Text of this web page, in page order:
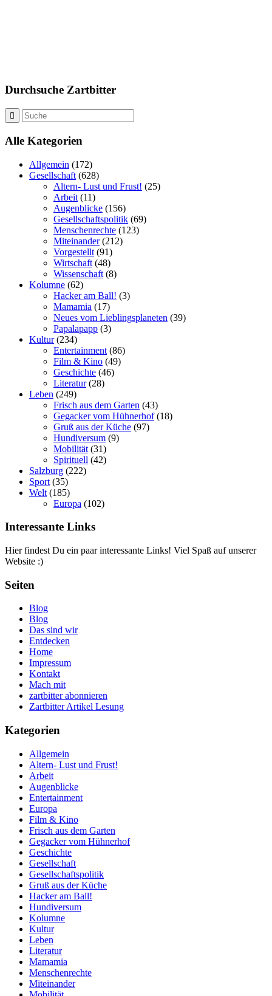
Durchsuche Zartbitter
Alle Kategorien
Allgemein (172)
Gesellschaft (628)
Altern- Lust und Frust! (25)
Arbeit (11)
Augenblicke (156)
Gesellschaftspolitik (69)
Menschenrechte (123)
Miteinander(212)
Vorgestellt (91)
Wirtschaft (48)
Wissenschaft (8)
Kolumne (62)
Hacker am Ball! (3)
Mamamia (17)
Neues vom Lieblingsplaneten (39)
Papalapapp (3)
Kultur(234)
Entertainment (86)
Film & Kino (49)
Geschichte (46)
Literatur(28)
Leben (249)
Frisch aus dem Garten (43)
Gegacker vom Hühnerhof(18)
Gruß aus der Küche (97)
Hundiversum (9)
Mobilität (31)
Spirituell (42)
Salzburg (222)
Sport (35)
Welt (185)
Europa (102)
Interessante Links
Hier findest Du ein paar interessante Links! Viel Spaß auf unserer
Website :)
Seiten
Blog
Blog
Das sind wir
Entdecken
Home
Impressum
Kontakt
Mach mit
zartbitter abonnieren
Zartbitter Artikel Lesung
Kategorien
Allgemein
Altern- Lust und Frust!
Arbeit
Augenblicke
Entertainment
Europa
Film & Kino
Frisch aus dem Garten
Gegacker vom Hühnerhof
Geschichte
Gesellschaft
Gesellschaftspolitik
Gruß aus der Küche
Hacker am Ball!
Hundiversum
Kolumne
Kultur
Leben
Literatur
Mamamia
Menschenrechte
Miteinander